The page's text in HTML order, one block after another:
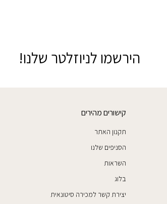
הירשמו לניוזלטר שלנו!
קישורים מהירים
תקנון האתר
הסניפים שלנו
השראות
בלוג
יצירת קשר למכירה סיטונאית